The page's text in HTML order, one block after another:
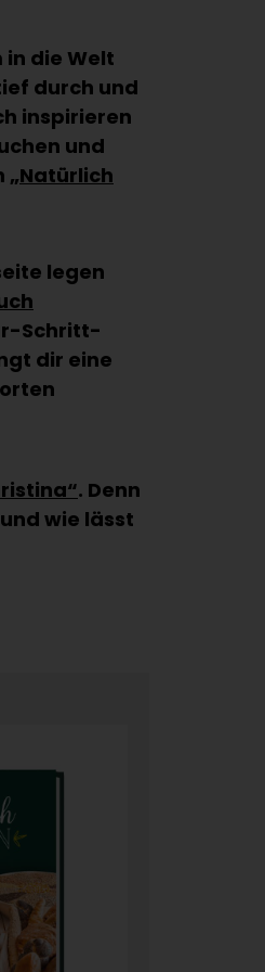
die Welt
durch und
inspirieren
und
„Natürlich
legen
Schritt-
dir eine
. Denn
wie lässt